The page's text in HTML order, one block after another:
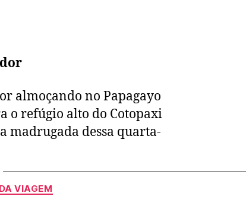
almoçando no Papagayo
o refúgio alto do Cotopaxi
madrugada dessa quarta-
VIAGEM